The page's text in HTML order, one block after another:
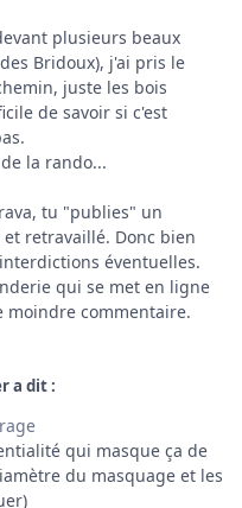
plusieurs beaux
Bridoux), j'ai pris le
juste les bois
de savoir si c'est
la rando...
tu "publies" un
retravaillé. Donc bien
éventuelles.
qui se met en ligne
moindre commentaire.
a dit :
qui masque ça de
du masquage et les